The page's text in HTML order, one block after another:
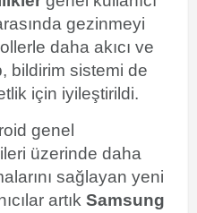
gezinmeyi
daha akıcı ve
bildirim sistemi de
için iyileştirildi.
genel
üzerinde daha
sağlayan yeni
artık Samsung